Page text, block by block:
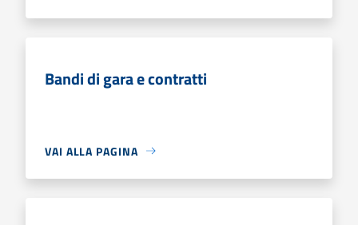
Bandi di gara e contratti
VAI ALLA PAGINA